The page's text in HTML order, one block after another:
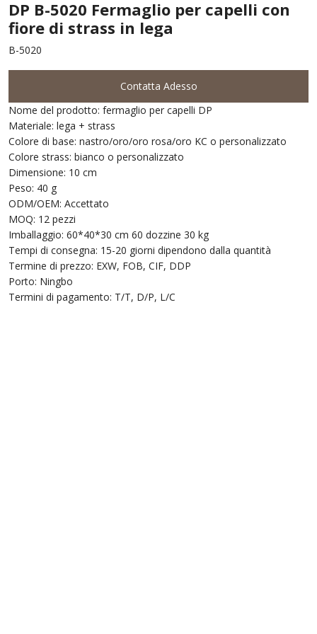
DP B-5020 Fermaglio per capelli con
fiore di strass in lega
B-5020
Contatta Adesso
Nome del prodotto: fermaglio per capelli DP
Materiale: lega + strass
Colore di base: nastro/oro/oro rosa/oro KC o personalizzato
Colore strass: bianco o personalizzato
Dimensione: 10 cm
Peso: 40 g
ODM/OEM: Accettato
MOQ: 12 pezzi
Imballaggio: 60*40*30 cm 60 dozzine 30 kg
Tempi di consegna: 15-20 giorni dipendono dalla quantità
Termine di prezzo: EXW, FOB, CIF, DDP
Porto: Ningbo
Termini di pagamento: T/T, D/P, L/C